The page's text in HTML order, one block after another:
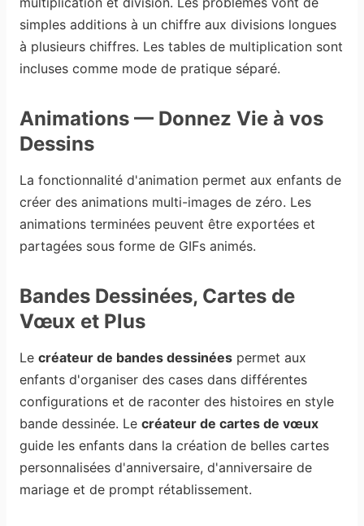
simples additions à un chiffre aux divisions longues
à plusieurs chiffres. Les tables de multiplication sont
incluses comme mode de pratique séparé.
Animations — Donnez Vie à vos
Dessins
La fonctionnalité d'animation permet aux enfants de
créer des animations multi-images de zéro. Les
animations terminées peuvent être exportées et
partagées sous forme de GIFs animés.
Bandes Dessinées, Cartes de
Vœux et Plus
Le créateur de bandes dessinées permet aux
enfants d'organiser des cases dans différentes
configurations et de raconter des histoires en style
bande dessinée. Le créateur de cartes de vœux
guide les enfants dans la création de belles cartes
personnalisées d'anniversaire, d'anniversaire de
mariage et de prompt rétablissement.